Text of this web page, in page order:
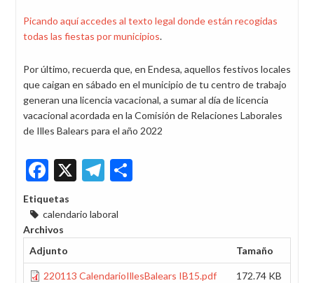
Picando aquí accedes al texto legal donde están recogidas
todas las fiestas por municipios.
Por último, recuerda que, en Endesa, aquellos festivos locales
que caigan en sábado en el municipio de tu centro de trabajo
generan una licencia vacacional, a sumar al día de licencia
vacacional acordada en la Comisión de Relaciones Laborales
de Illes Balears para el año 2022
Facebook
X Telegram
Etiquetas
calendario laboral
Archivos
Adjunto
Tamaño
220113 CalendarioIllesBalears IB15.pdf 172.74 KB